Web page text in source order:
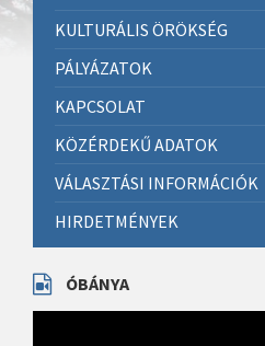
KULTURÁLIS ÖRÖKSÉG
PÁLYÁZATOK
KAPCSOLAT
KÖZÉRDEKŰ ADATOK
VÁLASZTÁSI INFORMÁCIÓK
HIRDETMÉNYEK
ÓBÁNYA